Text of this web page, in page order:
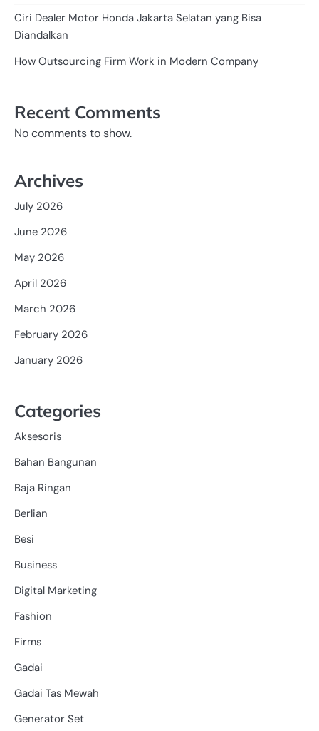
Ciri Dealer Motor Honda Jakarta Selatan yang Bisa
Diandalkan
How Outsourcing Firm Work in Modern Company
Recent Comments
No comments to show.
Archives
July 2026
June 2026
May 2026
April 2026
March 2026
February 2026
January 2026
Categories
Aksesoris
Bahan Bangunan
Baja Ringan
Berlian
Besi
Business
Digital Marketing
Fashion
Firms
Gadai
Gadai Tas Mewah
Generator Set